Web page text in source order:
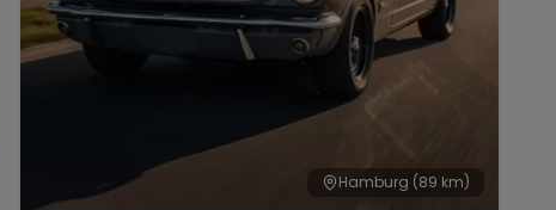
Hamburg (89 km)